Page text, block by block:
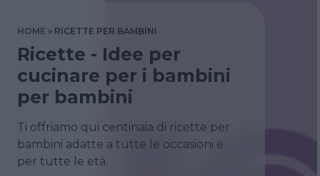
HOME RICETTE PER BAMBINI
Ricette - Idee per
cucinare per i bambini
per bambini
Ti offriamo qui centinaia di ricette per
bambini adatte a tutte le occasioni e
per tutte le età.